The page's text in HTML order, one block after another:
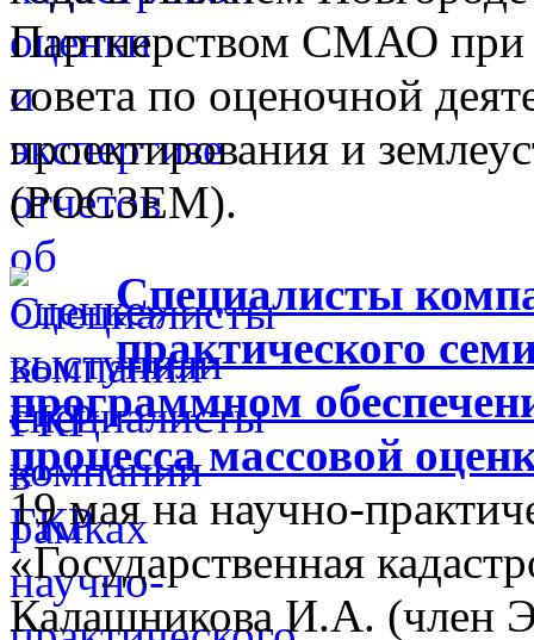
Партнерством СМАО при
совета по оценочной
проектирования и
(РОСЗЕМ).
Специалисты
практического
программном
процесса массовой
19 мая на научно-
«Государственная
Калашникова И.А. (член